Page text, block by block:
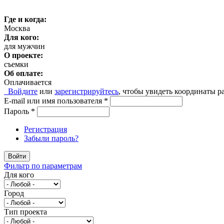
Где и когда:
Москва
Для кого:
для мужчин
О проекте:
съемки
Об оплате:
Оплачивается
Войдите или зарегистрируйтесь, чтобы увидеть координаты
E-mail или имя пользователя *
Пароль *
Регистрация
Забыли пароль?
Войти
Фильтр по параметрам
Для кого
Город
Тип проекта